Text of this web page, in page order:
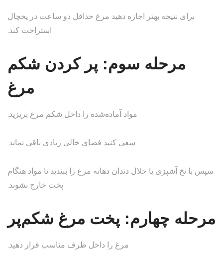
برای نتیجه بهتر اجازه دهید مرغ حداقل دو ساعت در یخچال
استراحت کند.
مرحله سوم: پر کردن شکم
مرغ
مواد آماده‌شده را داخل شکم مرغ بریزید.
سعی کنید فضای خالی زیادی باقی نماند.
سپس با نخ آشپزی یا خلال دندان دهانه مرغ را ببندید تا مواد هنگام
پخت خارج نشوند.
مرحله چهارم: پخت مرغ شکم‌پر
مرغ را داخل ظرف مناسب قرار دهید.